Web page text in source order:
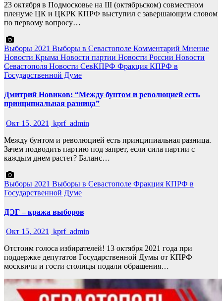
23 октября в Подмосковье на III (октябрьском) совместном
пленуме ЦК и ЦКРК КПРФ выступил с завершающим словом
по первому вопросу…
Выборы 2021 Выборы в Севастополе Комментарий Мнение
Новости Крыма Новости партии Новости России Новости
Севастополя Новости СевКПРФ Фракция КПРФ в
Государственной Думе
Дмитрий Новиков: “Между бунтом и революцией есть
принципиальная разница”
Окт 15, 2021
kprf_admin
Между бунтом и революцией есть принципиальная разница.
Зачем подводить партию под запрет, если сила партии с
каждым днем растет? Баланс…
Выборы 2021 Выборы в Севастополе Фракция КПРФ в
Государственной Думе
ДЭГ – кража выборов
Окт 15, 2021
kprf_admin
Отстоим голоса избирателей! 13 октября 2021 года при
поддержке депутатов Государственной Думы от КПРФ
москвичи и гости столицы подали обращения…